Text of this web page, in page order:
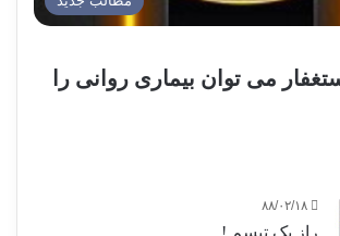
استغفار می توان بیماری روانی را
۸۸/۰۲/۱۸